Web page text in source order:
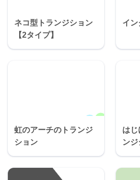
ネコ型トランジション
【2タイプ】
イン
虹のアーチのトランジ
ション
はじ
ン